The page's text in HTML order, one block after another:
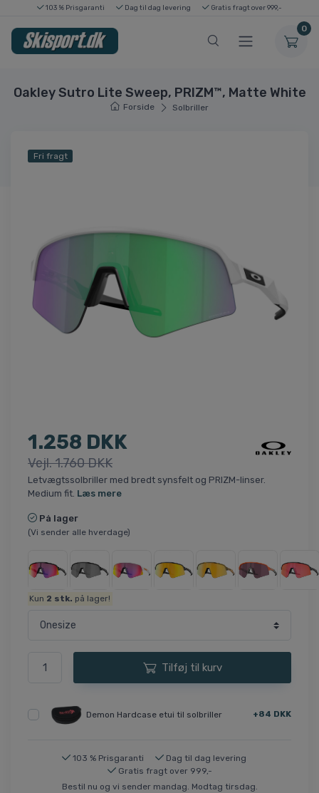
103 % Prisgaranti Dag til dag levering Gratis fragt over 999,-
0
Oakley Sutro Lite Sweep, PRIZM™, Matte White
Forside Solbriller
Fri fragt
1.258 DKK
Vejl. 1.760 DKK
Letvægtssolbriller med bredt synsfelt og PRIZM-linser.
Medium fit. Læs mere
På lager
(Vi sender alle hverdage)
Kun 2 stk. på lager!
Tilføj til kurv
Demon Hardcase etui til solbriller +84 DKK
103 % Prisgaranti
Dag til dag levering
Gratis fragt over 999,-
Bestil nu og vi sender mandag. Modtag tirsdag.